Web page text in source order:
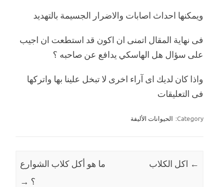
ويمكنها احداث اصابات والاضرار الجسيمة بالتهديد
فى نهاية المقال اتمنى ان اكون قد استطعت ان اجيب
على سؤال هل الهاسكي يدافع عن صاحبه ؟
واذا كان لديك اى آراء اخرى لا تبخل علينا بها واتركها
فى التعليقات
Category: الحيوانات الأليفة
Post navigation
← اكل الكلاب
ما هو أكل كلاب الشوارع
؟ →